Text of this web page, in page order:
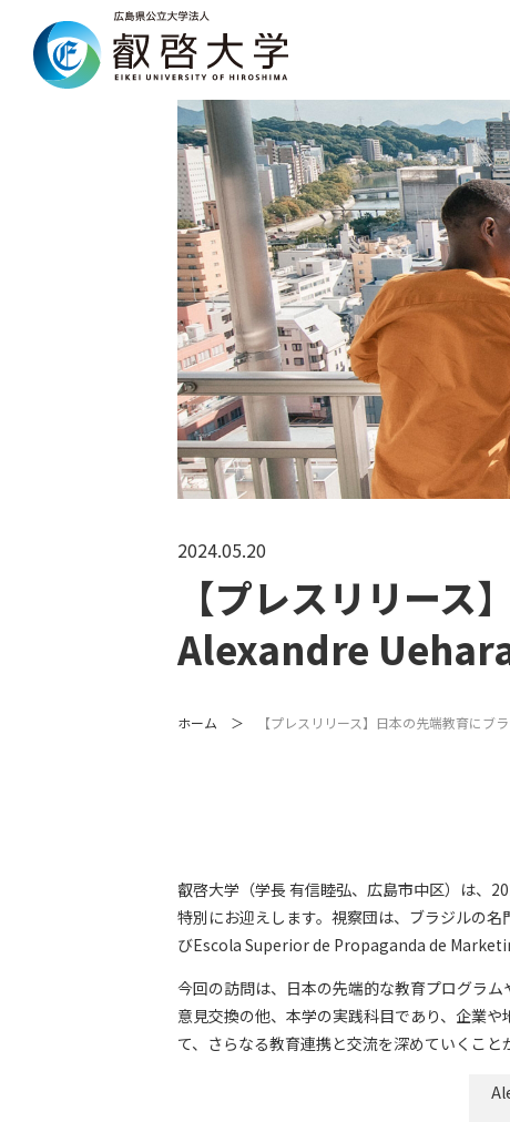
2024.05.20
【プレスリリー
Alexandre
ホーム 【プレスリリース】日本の先端教育にブ
叡啓大学（学長 有信睦弘、広島市中区）は、
特別にお迎えします。視察団は、ブラジルの
びEscola Superior de Propaganda de
今回の訪問は、日本の先端的な教育プログラ
意見交換の他、本学の実践科目であり、企業
て、さらなる教育連携と交流を深めていくこと